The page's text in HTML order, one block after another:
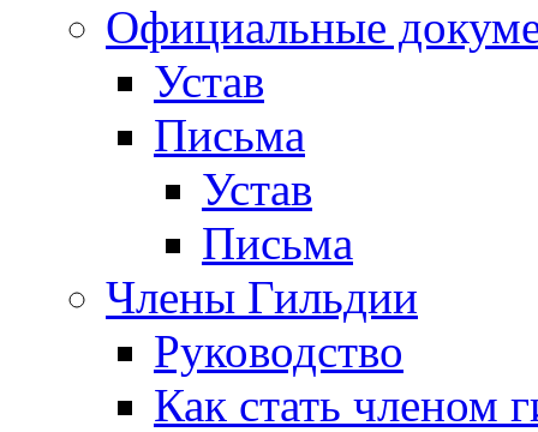
Официальные
Устав
Письма
Устав
Письма
Члены Гильдии
Руководство
Как стать членом